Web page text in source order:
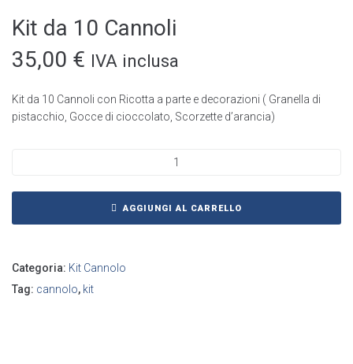
Kit da 10 Cannoli
35,00 € IVA inclusa
Kit da 10 Cannoli con Ricotta a parte e decorazioni ( Granella di
pistacchio, Gocce di cioccolato, Scorzette d’arancia)
AGGIUNGI AL CARRELLO
Categoria: Kit Cannolo
Tag: cannolo, kit